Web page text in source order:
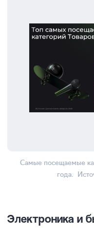
Самые посещаемые
года.
Электроника и